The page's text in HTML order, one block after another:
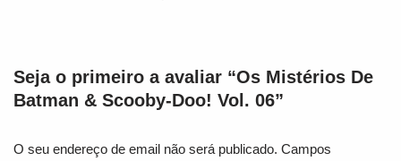
Seja o primeiro a avaliar “Os Mistérios De
Batman & Scooby-Doo! Vol. 06”
O seu endereço de email não será publicado. Campos